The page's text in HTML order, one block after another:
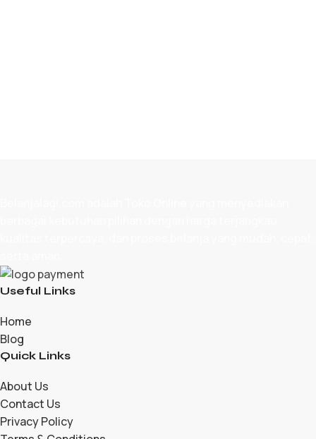
Useful Links
Home
Blog
Quick Links
About Us
Contact Us
Privacy Policy